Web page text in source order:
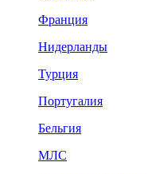
Франция
Нидерланды
Турция
Португалия
Бельгия
МЛС